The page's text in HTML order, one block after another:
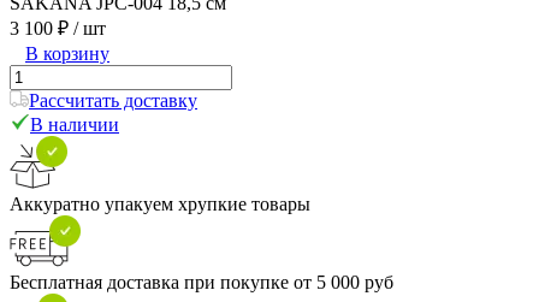
3 100 ₽ / шт
В корзину
Рассчитать доставку
В наличии
Аккуратно упакуем хрупкие товары
Бесплатная доставка при покупке от 5 000 руб